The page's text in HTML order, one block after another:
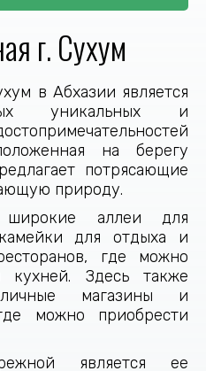
г. Сухум
в Абхазии является
уникальных и
на берегу
потрясающие
природу.
широкие аллеи для
для отдыха и
где можно
кухней. Здесь также
магазины и
можно приобрести
является ее